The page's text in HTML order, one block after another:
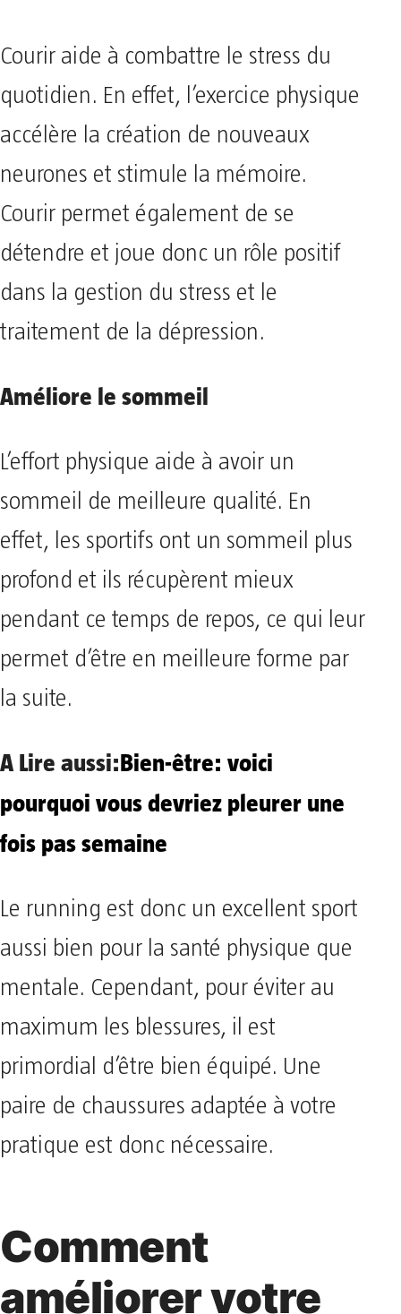
Courir aide à combattre le stress du
quotidien. En effet, l’exercice physique
accélère la création de nouveaux
neurones et stimule la mémoire.
Courir permet également de se
détendre et joue donc un rôle positif
dans la gestion du stress et le
traitement de la dépression.
Améliore le sommeil
L’effort physique aide à avoir un
sommeil de meilleure qualité. En
effet, les sportifs ont un sommeil plus
profond et ils récupèrent mieux
pendant ce temps de repos, ce qui leur
permet d’être en meilleure forme par
la suite.
A Lire aussi:Bien-être: voici
pourquoi vous devriez pleurer une
fois pas semaine
Le running est donc un excellent sport
aussi bien pour la santé physique que
mentale. Cependant, pour éviter au
maximum les blessures, il est
primordial d’être bien équipé. Une
paire de chaussures adaptée à votre
pratique est donc nécessaire.
Comment
améliorer votre